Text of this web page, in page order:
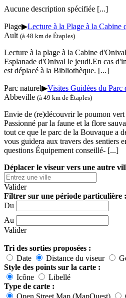
Aucune description spécifiée [...]
Plage▶Lecture à la Plage à la Cabine
Ault (à 48 km de Étaples)
Lecture à la plage à la Cabine
Esplanade d'Onival le jeudi.En cas
est déplacé à la Bibliothèque. [...]
Parc naturel▶Visites Guidées du Parc
Abbeville (à 49 km de Étaples)
Envie de (re)découvrir le poumon
Passionné par la faune et la flore
tout ce que le parc de la Bouvaque a
vous guidera aux travers des sentiers
questions Équipement conseillé- [...]
Déplacer le viseur vers une autre
Valider
Filtrer sur une période particulière :
Du
Au
Valider
Tri des sorties proposées :
Date
Distance du viseur
Style des points sur la carte :
Icône
Libellé
Type de carte :
Open Street Map (MapQuest)